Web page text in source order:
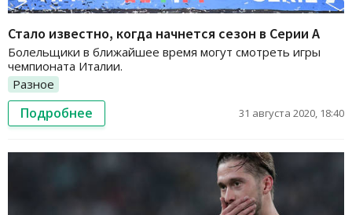
Стало известно, когда начнется сезон в Серии А
Болельщики в ближайшее время могут смотреть игры
чемпионата Италии.
Разное
Подробнее 31 августа 2020, 18:40